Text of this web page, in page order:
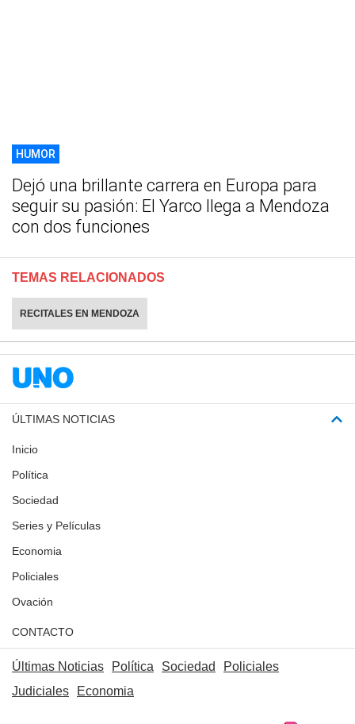
HUMOR
Dejó una brillante carrera en Europa para
seguir su pasión: El Yarco llega a Mendoza
con dos funciones
TEMAS RELACIONADOS
RECITALES EN MENDOZA
ÚLTIMAS NOTICIAS
Inicio
Política
Sociedad
Series y Películas
Economia
Policiales
Ovación
CONTACTO
Últimas Noticias Política Sociedad
Policiales
Judiciales
Economia